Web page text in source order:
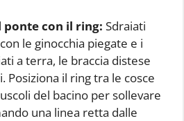
ponte con il ring: Sdraiati
le ginocchia piegate e i
a terra, le braccia distese
Posiziona il ring tra le cosce
del bacino per sollevare
una linea retta dalle